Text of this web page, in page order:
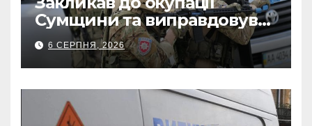
Сумщини та виправдовував
обстріли: СБУ викрила
прокремлівського агітатора
з Охтирки
6 СЕРПНЯ, 2026